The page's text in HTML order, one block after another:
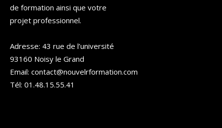
de formation ainsi que votre
projet professionnel.
Adresse: 43 rue de l’université
93160 Noisy le Grand
Email: contact@nouvelrformation.com
Tél: 01.48.15.55.41